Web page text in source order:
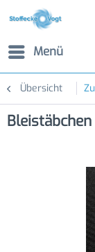
Menü
Übersicht